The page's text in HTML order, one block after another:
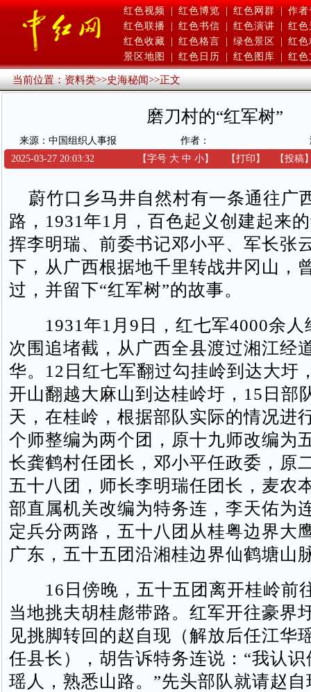
红色视频 | 红色博览 | 红色网群 | 作者
红色联播
红色书信 红色演讲
红色
红色收藏
红色格言 绿色景区
红色
景区地图
红色日历 红色图库 红色
当前位置：资料类>>史海秘闻>>正文
磨刀村的“红军树”
来源：中国组织人事报 作者：
2025-03-27 20:03:32
【字号 大 中 小】 【打印 】 【投稿
蔚竹口乡马井自然村有一条通往广
路，1931年1月，百色起义创建起来
挥李明瑞、前委书记邓小平、军长张
下，从广西根据地千里转战井冈山，
过，并留下“红军树”的故事。
1931年1月9日，红七军4000余人
次围追堵截，从广西全县渡过湘江经
华。12日红七军翻过勾挂岭到达大圩
开山翻越大麻山到达桂岭圩，15日部
天，在桂岭，根据部队实际的情况进
个师整编为两个团，原十九师改编为
长龚鹤村任团长，邓小平任政委，原
五十八团，师长李明瑞任团长，麦农
部直属机关改编为特务连，李天佑为
定兵分两路，五十八团从桂粤边界大
广东，五十五团沿湘桂边界仙鹤塘山
16日傍晚，五十五团离开桂岭前
当地挑夫胡桂彪带路。红军开往豪界
见挑脚转回的赵自现（解放后任江华
任县长），胡告诉特务连说：“我认
瑶人，熟悉山路。”先头部队就请赵